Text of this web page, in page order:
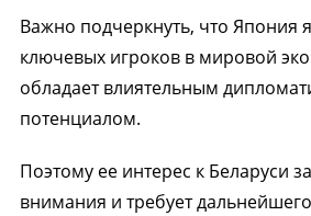
Важно подчеркнуть, что Япония
ключевых игроков в мировой
обладает влиятельным
потенциалом.
Поэтому ее интерес к Беларуси
внимания и требует